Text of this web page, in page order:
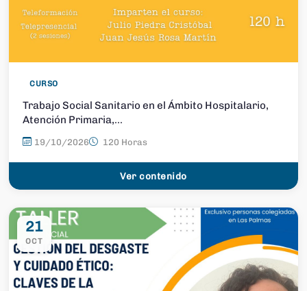
CURSO
Trabajo Social Sanitario en el Ámbito Hospitalario,
Atención Primaria,...
19/10/2026 120 Horas
Ver contenido
21
OCT